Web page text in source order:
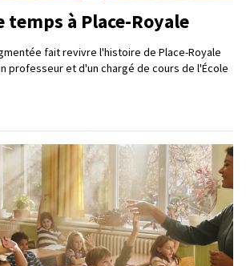
temps à Place-Royale
fait revivre l'histoire de Place-Royale
professeur et d'un chargé de cours de l'École